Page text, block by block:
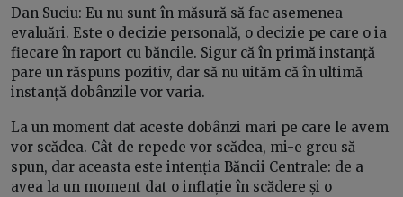
Dan Suciu: Eu nu sunt în măsură să fac asemenea
evaluări. Este o decizie personală, o decizie pe care o ia
fiecare în raport cu băncile. Sigur că în primă instanță
pare un răspuns pozitiv, dar să nu uităm că în ultimă
instanță dobânzile vor varia.
La un moment dat aceste dobânzi mari pe care le avem
vor scădea. Cât de repede vor scădea, mi-e greu să
spun, dar aceasta este intenția Băncii Centrale: de a
avea la un moment dat o inflație în scădere și o